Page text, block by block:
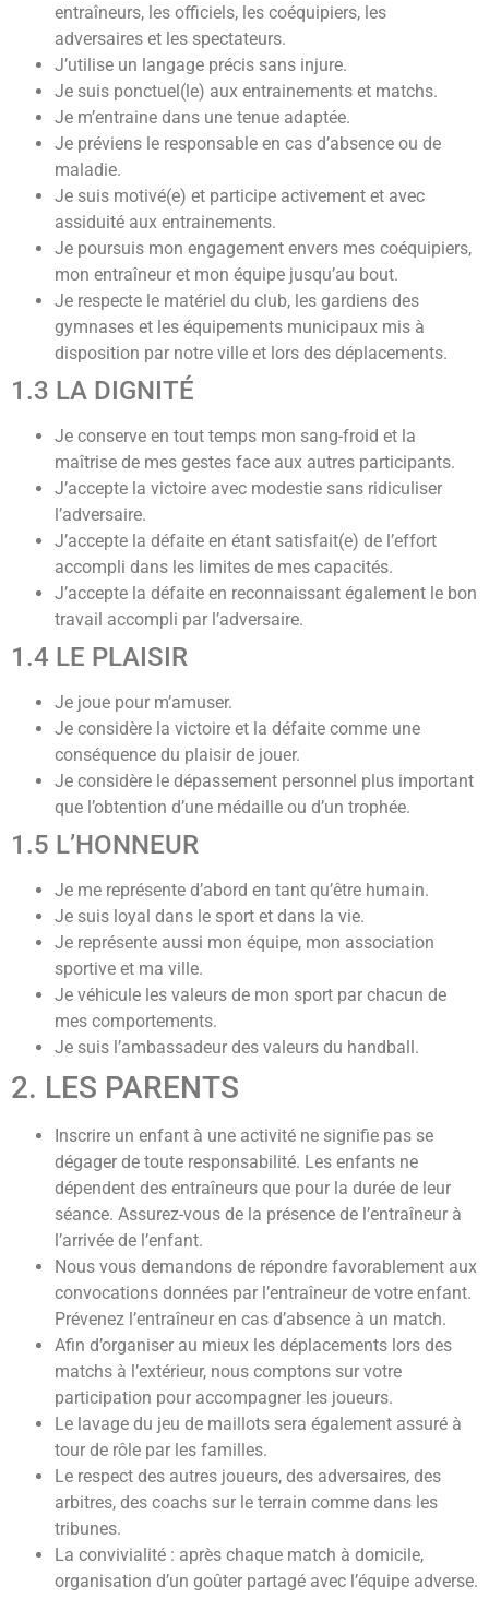
entraîneurs, les officiels, les coéquipiers, les
adversaires et les spectateurs.
J’utilise un langage précis sans injure.
Je suis ponctuel(le) aux entrainements et matchs.
Je m’entraine dans une tenue adaptée.
Je préviens le responsable en cas d’absence ou de
maladie.
Je suis motivé(e) et participe activement et avec
assiduité aux entrainements.
Je poursuis mon engagement envers mes coéquipiers,
mon entraîneur et mon équipe jusqu’au bout.
Je respecte le matériel du club, les gardiens des
gymnases et les équipements municipaux mis à
disposition par notre ville et lors des déplacements.
1.3 LA DIGNITÉ
Je conserve en tout temps mon sang-froid et la
maîtrise de mes gestes face aux autres participants.
J’accepte la victoire avec modestie sans ridiculiser
l’adversaire.
J’accepte la défaite en étant satisfait(e) de l’effort
accompli dans les limites de mes capacités.
J’accepte la défaite en reconnaissant également le bon
travail accompli par l’adversaire.
1.4 LE PLAISIR
Je joue pour m’amuser.
Je considère la victoire et la défaite comme une
conséquence du plaisir de jouer.
Je considère le dépassement personnel plus important
que l’obtention d’une médaille ou d’un trophée.
1.5 L’HONNEUR
Je me représente d’abord en tant qu’être humain.
Je suis loyal dans le sport et dans la vie.
Je représente aussi mon équipe, mon association
sportive et ma ville.
Je véhicule les valeurs de mon sport par chacun de
mes comportements.
Je suis l’ambassadeur des valeurs du handball.
2. LES PARENTS
Inscrire un enfant à une activité ne signifie pas se
dégager de toute responsabilité. Les enfants ne
dépendent des entraîneurs que pour la durée de leur
séance. Assurez-vous de la présence de l’entraîneur à
l’arrivée de l’enfant.
Nous vous demandons de répondre favorablement aux
convocations données par l’entraîneur de votre enfant.
Prévenez l’entraîneur en cas d’absence à un match.
Afin d’organiser au mieux les déplacements lors des
matchs à l’extérieur, nous comptons sur votre
participation pour accompagner les joueurs.
Le lavage du jeu de maillots sera également assuré à
tour de rôle par les familles.
Le respect des autres joueurs, des adversaires, des
arbitres, des coachs sur le terrain comme dans les
tribunes.
La convivialité : après chaque match à domicile,
organisation d’un goûter partagé avec l’équipe adverse.